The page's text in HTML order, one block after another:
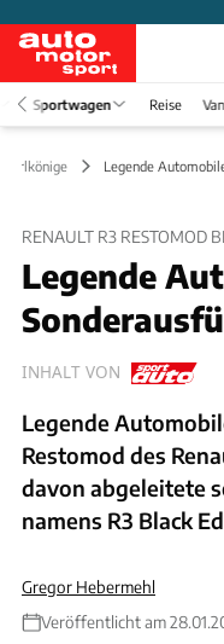
Sportwagen Reise Van
Erlkönige Legende
RENAULT R3 RESTOMOD
Legende
INHALT VON
Legende
Restomod des
davon abgeleitete
namens R3 Black
Gregor Hebermehl
Veröffentlicht am